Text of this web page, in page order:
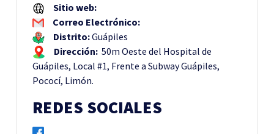
Sitio web:
Correo Electrónico:
Distrito:Guápiles
Dirección: 50m Oeste del Hospital de
Guápiles, Local #1, Frente a Subway Guápiles,
Pococí, Limón.
REDES SOCIALES